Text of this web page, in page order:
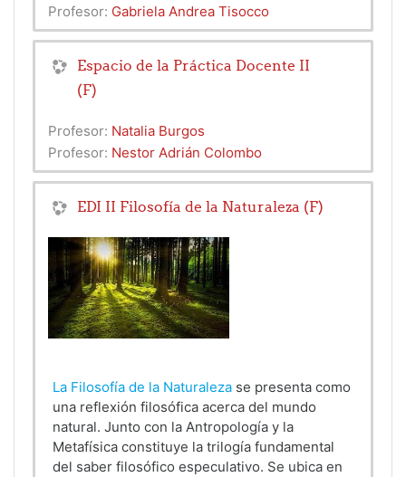
Profesor: Gabriela Andrea Tisocco
Espacio de la Práctica Docente II
(F)
Profesor: Natalia Burgos
Profesor: Nestor Adrián Colombo
EDI II Filosofía de la Naturaleza (F)
La Filosofía de la Naturaleza se presenta como
una reflexión filosófica acerca del mundo
natural. Junto con la Antropología y la
Metafísica constituye la trilogía fundamental
del saber filosófico especulativo. Se ubica en